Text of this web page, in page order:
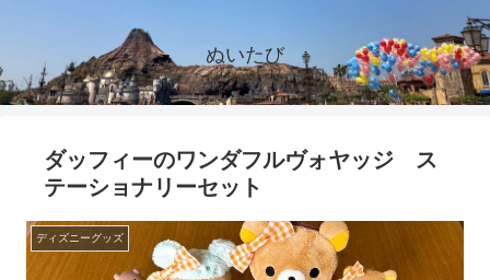
ぬいたび
ダッフィーのワンダフルヴォヤッジ ス
テーショナリーセット
ディズニーグッズ